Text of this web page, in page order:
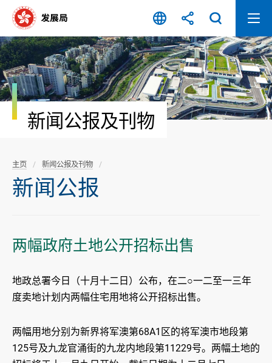
容
开
始
新闻公报及刊物
主页 新闻公报及刊物
新闻公报
两幅政府土地公开招标出售
地政总署今日（十月十二日）公布，在二○一二至一三年
度卖地计划内两幅住宅用地将公开招标出售。
两幅用地分别为新界将军澳第68A1区的将军澳市地段第
125号及九龙官涌街的九龙内地段第11229号。两幅土地的